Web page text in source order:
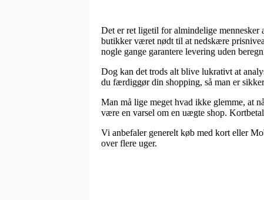
Det er ret ligetil for almindelige
butikker været nødt til at nedskære
nogle gange garantere levering uden
Dog kan det trods alt blive lukrativt at
du færdiggør din shopping, så man er
Man må lige meget hvad ikke glemme, at
være en varsel om en uægte shop.
Vi anbefaler generelt køb med kort eller
over flere uger.